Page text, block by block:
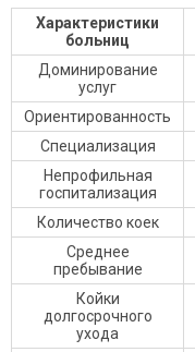
Характеристики
больниц
Доминирование
услуг
Ориентированность
Специализация
Непрофильная
госпитализация
Количество коек
Среднее
пребывание
Койки
долгосрочного
ухода